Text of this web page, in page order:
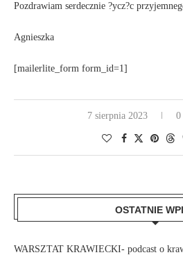
Pozdrawiam serdecznie ?ycz?c
Agnieszka
[mailerlite_form form_id=1]
7 sierpnia 2023 0
OSTATNIE
WARSZTAT KRAWIECKI- podcast o